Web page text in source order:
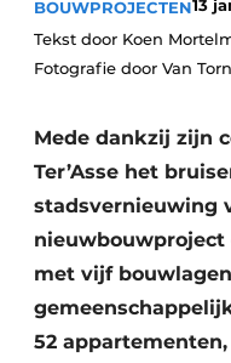
Vacatures
Aanmelden
Bedrijven
Bedrijven
Contact
Akoestiek
Brandveiligheid
Evenementen
Dak & Gevel
BOUWPROJECTEN13
Tekst door Koen
Fotografie door Van
Mede dankzij zijn
Ter’Asse het
stadsvernieuwing
met vijf
52